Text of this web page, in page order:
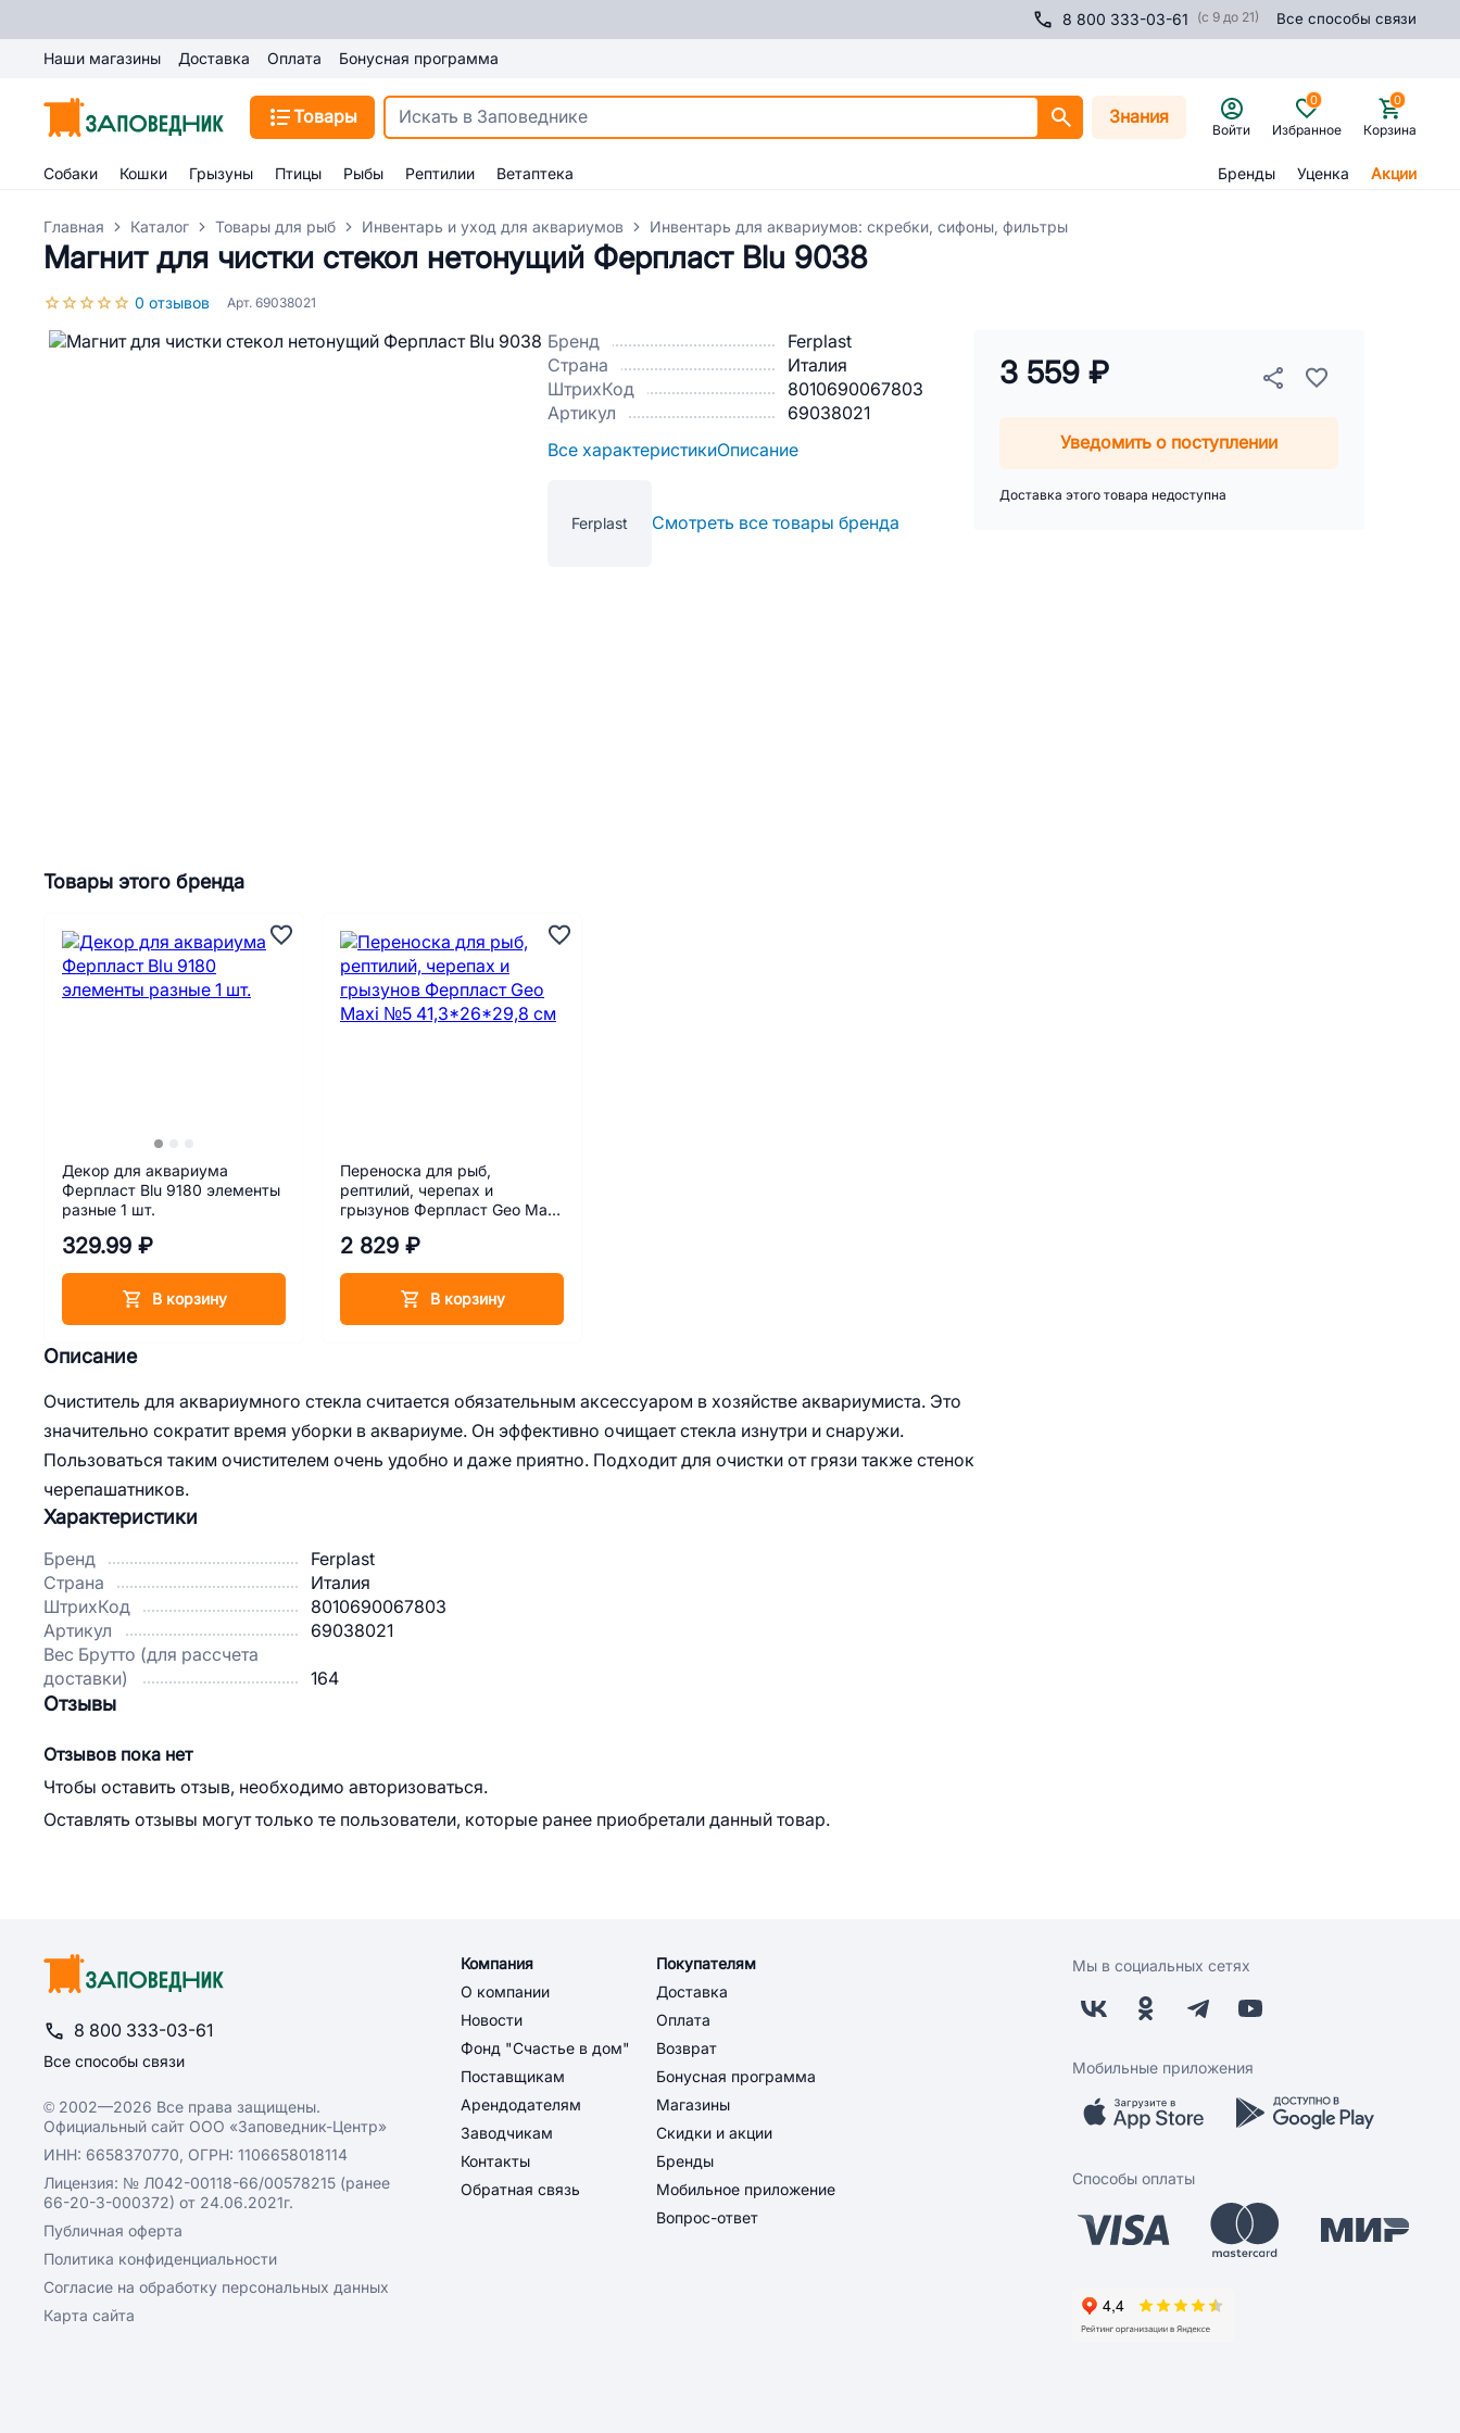
8 800 333-03-61 (с 9 до 21) Все способы связи
Наши магазины Доставка Оплата Бонусная программа
Товары Знания
Войти Избранное
0
Корзина
0
Собаки Кошки Грызуны Птицы Рыбы Рептилии Ветаптека Бренды Уценка Акции
Главная Каталог Товары для рыб Инвентарь и уход для аквариумов Инвентарь для аквариумов: скребки, сифоны, фильтры
Магнит для чистки стекол нетонущий Ферпласт Blu 9038
0 отзывов Арт. 69038021
Бренд
Ferplast
Страна
Италия
ШтрихКод
8010690067803
Артикул
69038021
Все характеристикиОписание
Ferplast Смотреть все товары бренда
3 559 ₽
Уведомить о поступлении
Доставка этого товара недоступна
Описание
Очиститель для аквариумного стекла считается обязательным аксессуаром в хозяйстве аквариумиста. Это
значительно сократит время уборки в аквариуме. Он эффективно очищает стекла изнутри и снаружи.
Пользоваться таким очистителем очень удобно и даже приятно. Подходит для очистки от грязи также стенок
черепашатников.
Товары этого бренда
Декор для аквариума
Ферпласт Blu 9180 элементы
разные 1 шт.
329.99 ₽
В корзину
Переноска для рыб,
рептилий, черепах и
грызунов Ферпласт Geo Maxi
2 829 ₽
В корзину
Характеристики
Бренд
Ferplast
Страна
Италия
ШтрихКод
8010690067803
Артикул
69038021
Вес Брутто (для рассчета
доставки)
164
Отзывы
Отзывов пока нет
Чтобы оставить отзыв, необходимо авторизоваться.
Оставлять отзывы могут только те пользователи, которые ранее приобретали данный товар.
8 800 333-03-61
Все способы связи
© 2002—2026 Все права защищены.
Официальный сайт ООО «Заповедник-Центр»
ИНН: 6658370770, ОГРН: 1106658018114
Лицензия: № Л042-00118-66/00578215 (ранее
66-20-3-000372) от 24.06.2021г.
Публичная оферта
Политика конфиденциальности
Согласие на обработку персональных данных
Карта сайта
Компания
О компании
Новости
Фонд "Счастье в дом"
Поставщикам
Арендодателям
Заводчикам
Контакты
Обратная связь
Покупателям
Доставка
Оплата
Возврат
Бонусная программа
Магазины
Скидки и акции
Бренды
Мобильное приложение
Вопрос-ответ
Мы в социальных сетях
Мобильные приложения
Способы оплаты